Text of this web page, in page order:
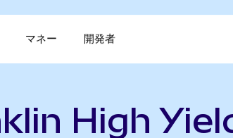
マネー 開発者
High